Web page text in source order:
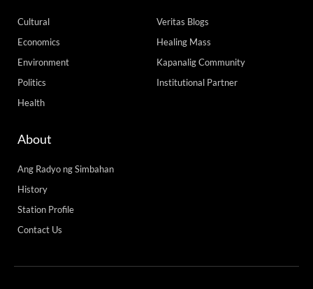
Cultural
Economics
Environment
Politics
Health
Veritas Blogs
Healing Mass
Kapanalig Community
Institutional Partner
About
Ang Radyo ng Simbahan
History
Station Profile
Contact Us